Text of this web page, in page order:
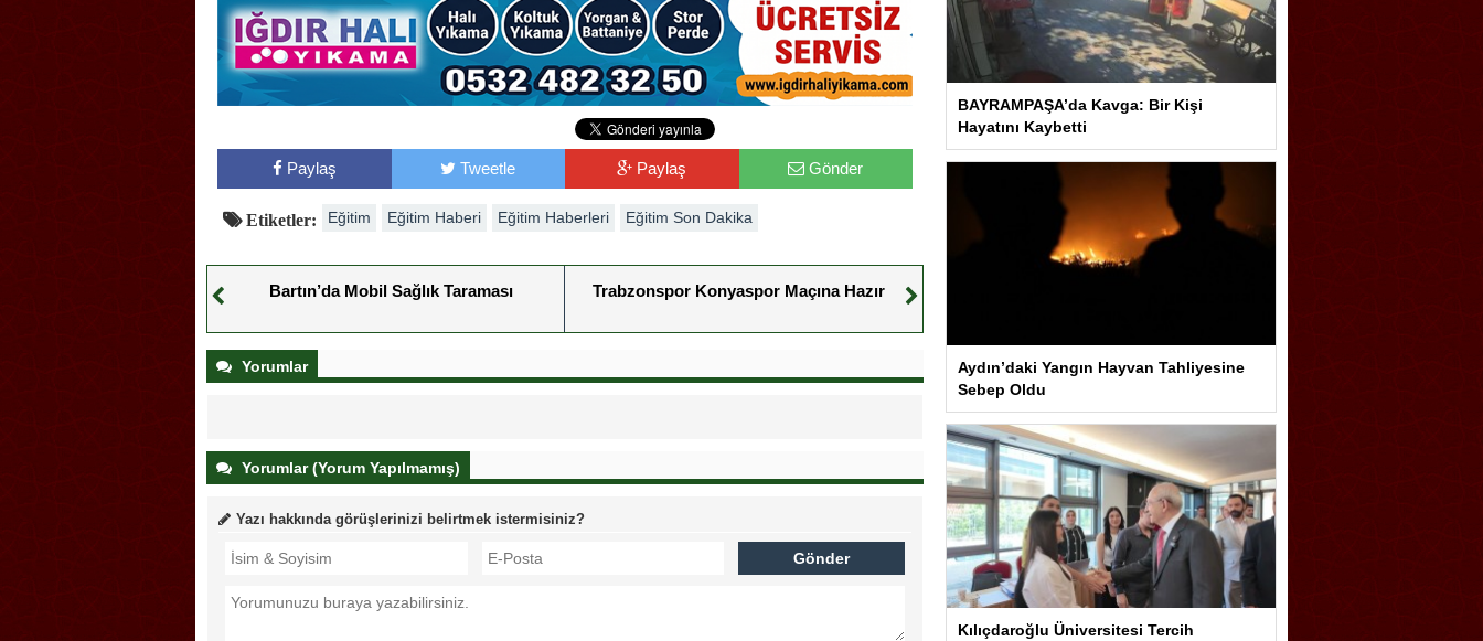
Paylaş Tweetle Paylaş Gönder
Etiketler: Eğitim Eğitim Haberi Eğitim Haberleri Eğitim Son Dakika
Bartın’da Mobil Sağlık Taraması Trabzonspor Konyaspor Maçına Hazır
Yorumlar
Yorumlar (Yorum Yapılmamış)
Yazı hakkında görüşlerinizi belirtmek istermisiniz?
BAYRAMPAŞA’da Kavga: Bir Kişi
Hayatını Kaybetti
Aydın’daki Yangın Hayvan Tahliyesine
Sebep Oldu
Kılıçdaroğlu Üniversitesi Tercih